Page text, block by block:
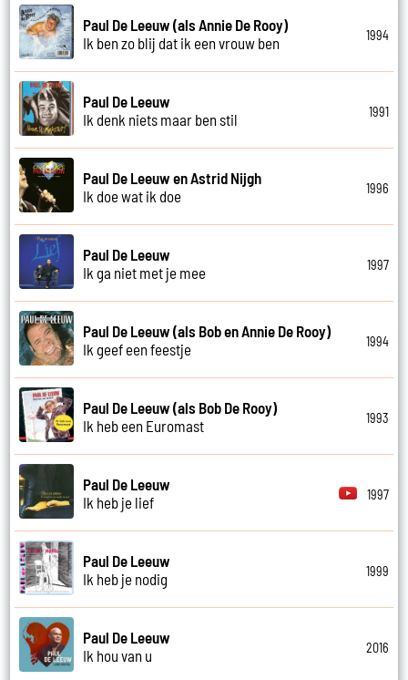
Paul De Leeuw (als Annie De Rooy)
Ik ben zo blij dat ik een vrouw ben
1994
Paul De Leeuw
Ik denk niets maar ben stil
1991
Paul De Leeuw en Astrid Nijgh
Ik doe wat ik doe
1996
Paul De Leeuw
Ik ga niet met je mee
1997
Paul De Leeuw (als Bob en Annie De Rooy)
Ik geef een feestje
1994
Paul De Leeuw (als Bob De Rooy)
Ik heb een Euromast
1993
Paul De Leeuw
Ik heb je lief
1997
Paul De Leeuw
Ik heb je nodig
1999
Paul De Leeuw
Ik hou van u
2016